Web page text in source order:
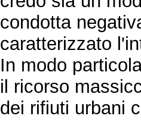
condotta
caratterizzato
In modo
il ricorso
dei rifiuti urbani